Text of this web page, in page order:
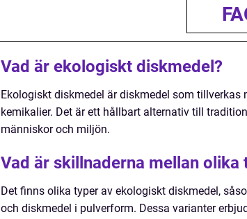
Vad är ekologiskt diskmedel?
Ekologiskt diskmedel är diskmedel som
kemikalier. Det är ett hållbart alternativ till
människor och miljön.
Vad är skillnaderna mellan
Det finns olika typer av ekologiskt diskmedel,
och diskmedel i pulverform. Dessa varianter